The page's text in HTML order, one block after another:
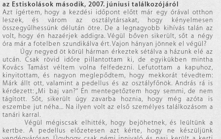
az Estiskolások második, 2007. júniusi találkozójáról
Azt ígértem, hogy a kezdési időpont előtt már egy órával otthon
leszek, és várom az osztálytársakat, hogy kényelmesen
összegyűlhessünk délután ötre. De a legnagyobb kihívás talán az
volt, hogy én hazaérjek addigra. Végül bőven sikerült, sőt a négy
óra már a fotelben szundikálva ért. Vajon hányan jönnek el végül?
Úgy negyed öt körül hárman érkeztek sétálva a házunk elé az
utcán. Csak rövid időre pillantottam ki, de egyikükben mintha
Kovács Tamást véltem volna felfedezni. Lefutottam a kapuhoz,
kinyitottam, és nagyon meglepődtem, hogy mekkorát tévedtem:
Márk állt ott, valamint a pedellus és az osztályfőnök. András rá is
kérdezett: „Mi baj van?” Én mentegetőztem hogy semmi, de nem
tágított. Sőt, sikerült úgy zavarba hoznia, hogy még azóta is
eszembe jut néha... Na ilyen volt az első személyes találkozásom a
tanári karral.
Végül mégiscsak elhitték, hogy bejöhetnek, és leültünk a
kertbe. A pedellus előzetesen azt kérte, hogy ne készüljünk